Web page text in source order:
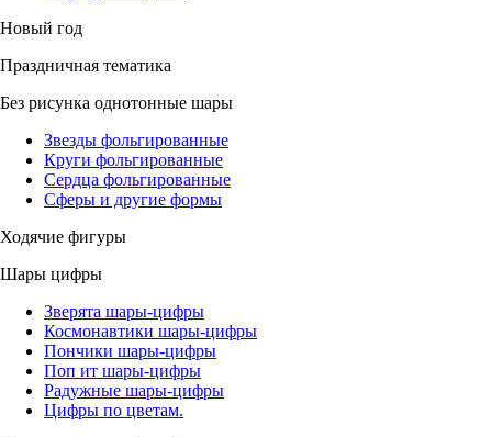
Новый год
Праздничная тематика
Без рисунка однотонные шары
Звезды фольгированные
Круги фольгированные
Сердца фольгированные
Сферы и другие формы
Ходячие фигуры
Шары цифры
Зверята шары-цифры
Космонавтики шары-цифры
Пончики шары-цифры
Поп ит шары-цифры
Радужные шары-цифры
Цифры по цветам.